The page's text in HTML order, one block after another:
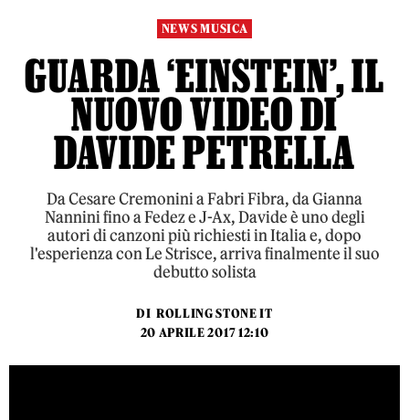
NEWS MUSICA
GUARDA ‘EINSTEIN’, IL
NUOVO VIDEO DI
DAVIDE PETRELLA
Da Cesare Cremonini a Fabri Fibra, da Gianna
Nannini fino a Fedez e J-Ax, Davide è uno degli
autori di canzoni più richiesti in Italia e, dopo
l'esperienza con Le Strisce, arriva finalmente il suo
debutto solista
DI ROLLING STONE IT
20 APRILE 2017 12:10